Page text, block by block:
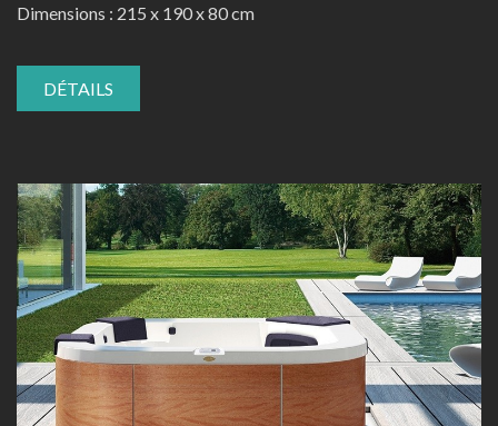
Dimensions : 215 x 190 x 80 cm
DÉTAILS